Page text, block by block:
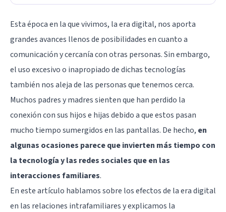
Esta época en la que vivimos, la era digital, nos aporta
grandes avances llenos de posibilidades en cuanto a
comunicación y cercanía con otras personas. Sin embargo,
el uso excesivo o inapropiado de dichas tecnologías
también nos aleja de las personas que tenemos cerca.
Muchos padres y madres sienten que han perdido la
conexión con sus hijos e hijas debido a que estos pasan
mucho tiempo sumergidos en las pantallas. De hecho, en
algunas ocasiones parece que invierten más tiempo con
la tecnología y las redes sociales que en las
interacciones familiares.
En este artículo hablamos sobre los efectos de la era digital
en las relaciones intrafamiliares y explicamos la